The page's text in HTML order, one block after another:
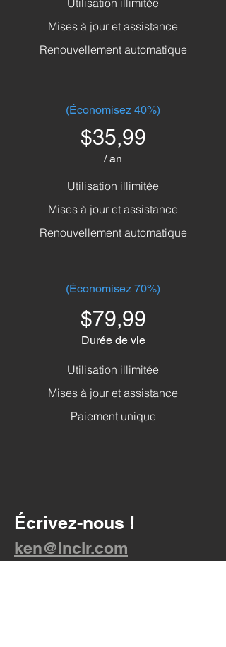
Utilisation illimitée
Mises à jour et assistance
Renouvellement automatique
(Économisez 40%)
$35,99
/ an
Utilisation illimitée
Mises à jour et assistance
Renouvellement automatique
(Économisez 70%)
$79,99
Durée de vie
Utilisation illimitée
Mises à jour et assistance
Paiement unique
Écrivez-nous !
ken@inclr.com